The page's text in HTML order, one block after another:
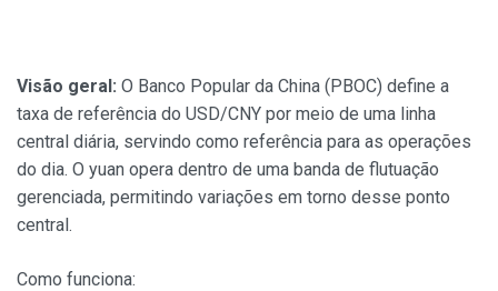
Visão geral: O Banco Popular da China (PBOC) define a
taxa de referência do USD/CNY por meio de uma linha
central diária, servindo como referência para as operações
do dia. O yuan opera dentro de uma banda de flutuação
gerenciada, permitindo variações em torno desse ponto
central.
Como funciona: